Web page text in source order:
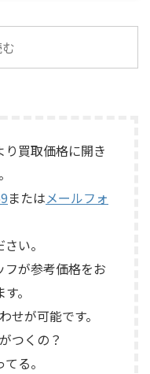
査定いたしました。 買取
：McIntosh C712 メーカ
KORGのテープエコー
500 Stage Echo」を出張
族様より「価値があるも
見てほしい」とご相談い
いたものです。 KORG SE-
は、テープを使用したアナ
エコーならではの揺らぎ
感を楽しめる機材です。査
は、通電状態、音出し、
ープ走行、録音・再生ヘッ
エコー音の出方、各入力端
出力端子、外部コントロ ...
買取価格に開き
またはメールフォ
い。
フが参考価格をお
。
せが可能です。
つくの？
る。